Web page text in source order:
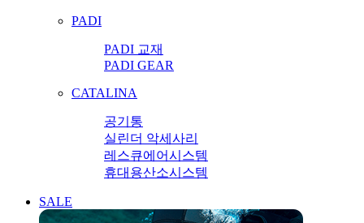
PADI
PADI 교재
PADI GEAR
CATALINA
공기통
실린더 악세사리
레스큐에어시스템
휴대용산소시스템
SALE